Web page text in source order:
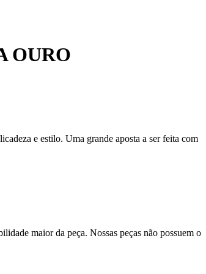
OURO
e estilo. Uma grande aposta a ser feita com
maior da peça. Nossas peças não possuem o